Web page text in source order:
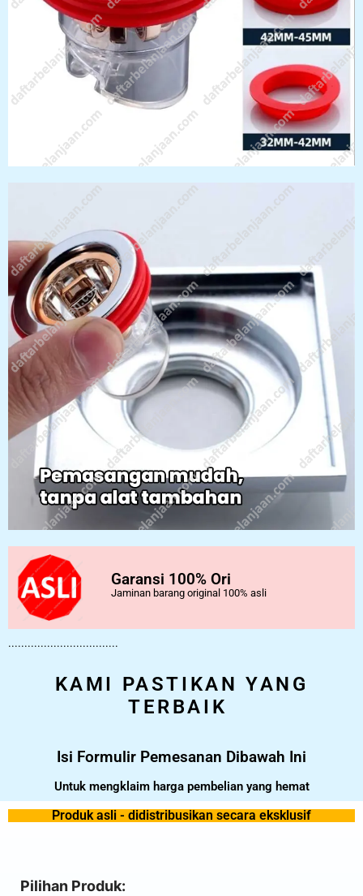
Garansi 100% Ori
Jaminan barang original 100% asli
..................................
KAMI PASTIKAN YANG
TERBAIK
Isi Formulir Pemesanan Dibawah Ini
Untuk mengklaim harga pembelian yang hemat
Produk asli - didistribusikan secara eksklusif
Pilihan Produk: